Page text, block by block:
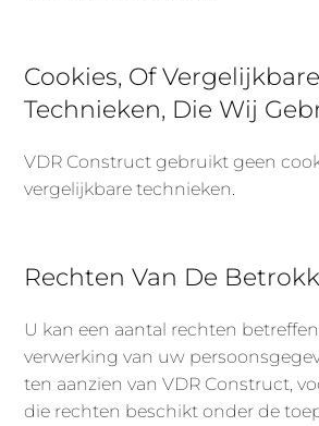
Cookies, Of Vergelijkbare
Technieken, Die Wij
VDR Construct gebruikt geen
vergelijkbare technieken.
Rechten Van De
U kan een aantal rechten
verwerking van uw
ten aanzien van VDR Construct,
die rechten beschikt onder de